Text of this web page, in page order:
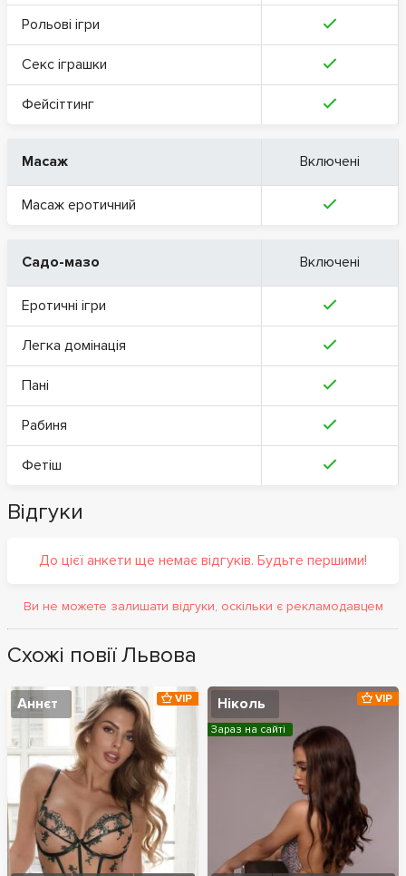
Рольові ігри
Секс іграшки
Фейсіттинг
Масаж Включені
Масаж еротичний
Садо-мазо Включені
Еротичні ігри
Легка домінація
Пані
Рабиня
Фетіш
Відгуки
До цієї анкети ще немає відгуків. Будьте першими!
Ви не можете залишати відгуки, оскільки є рекламодавцем
Схожі повії Львова
Аннєт VIP Ніколь VIP
Зараз на сайті